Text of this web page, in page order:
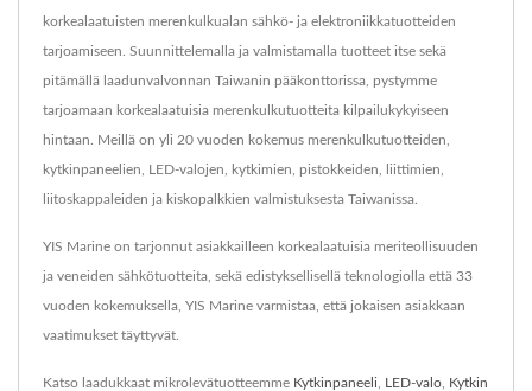
korkealaatuisten merenkulkualan sähkö- ja elektroniikkatuotteiden
tarjoamiseen. Suunnittelemalla ja valmistamalla tuotteet itse sekä
pitämällä laadunvalvonnan Taiwanin pääkonttorissa, pystymme
tarjoamaan korkealaatuisia merenkulkutuotteita kilpailukykyiseen
hintaan. Meillä on yli 20 vuoden kokemus merenkulkutuotteiden,
kytkinpaneelien, LED-valojen, kytkimien, pistokkeiden, liittimien,
liitoskappaleiden ja kiskopalkkien valmistuksesta Taiwanissa.
YIS Marine on tarjonnut asiakkailleen korkealaatuisia meriteollisuuden
ja veneiden sähkötuotteita, sekä edistyksellisellä teknologiolla että 33
vuoden kokemuksella, YIS Marine varmistaa, että jokaisen asiakkaan
vaatimukset täyttyvät.
Katso laadukkaat mikrolevätuotteemme Kytkinpaneeli LED-valo Kytkin